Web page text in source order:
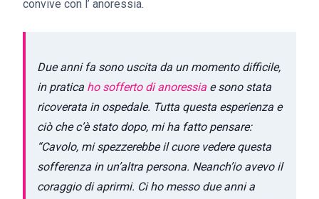
convive con l’ anoressia.
Due anni fa sono uscita da un momento difficile,
in pratica ho sofferto di anoressia e sono stata
ricoverata in ospedale. Tutta questa esperienza e
ciò che c’è stato dopo, mi ha fatto pensare:
“Cavolo, mi spezzerebbe il cuore vedere questa
sofferenza in un’altra persona. Neanch’io avevo il
coraggio di aprirmi. Ci ho messo due anni a